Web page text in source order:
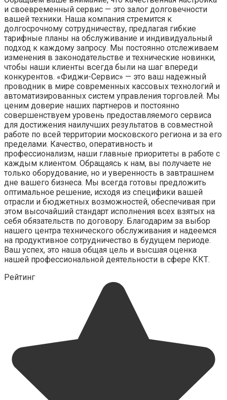
и своевременный сервис — это залог долговечности
вашей техники. Наша компания стремится к
долгосрочному сотрудничеству, предлагая гибкие
тарифные планы на обслуживание и индивидуальный
подход к каждому запросу. Мы постоянно отслеживаем
изменения в законодательстве и технические новинки,
чтобы наши клиенты всегда были на шаг впереди
конкурентов. «Фиджи-Сервис» — это ваш надежный
проводник в мире современных кассовых технологий и
автоматизированных систем управления торговлей. Мы
ценим доверие наших партнеров и постоянно
совершенствуем уровень предоставляемого сервиса
для достижения наилучших результатов в совместной
работе по всей территории московского региона и за его
пределами. Качество, оперативность и
профессионализм, наши главные приоритеты в работе с
каждым клиентом. Обращаясь к нам, вы получаете не
только оборудование, но и уверенность в завтрашнем
дне вашего бизнеса. Мы всегда готовы предложить
оптимальное решение, исходя из специфики вашей
отрасли и бюджетных возможностей, обеспечивая при
этом высочайший стандарт исполнения всех взятых на
себя обязательств по договору. Благодарим за выбор
нашего центра технического обслуживания и надеемся
на продуктивное сотрудничество в будущем периоде.
Ваш успех, это наша общая цель и высшая оценка
нашей профессиональной деятельности в сфере ККТ.
Рейтинг